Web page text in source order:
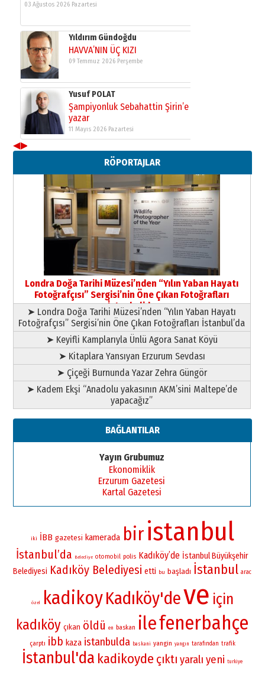
03 Ağustos 2026 Pazartesi
Yıldırım Gündoğdu
HAVVA’NIN ÜÇ KIZI
09 Temmuz 2026 Perşembe
Yusuf POLAT
Şampiyonluk Sebahattin Şirin’e
yazar
11 Mayıs 2026 Pazartesi
Neşat YALÇIN
Paranın Aile Kültüründeki Yeri
03 Ağustos 2026 Pazartesi
Yıldırım Gündoğdu
HAVVA’NIN ÜÇ KIZI
09 Temmuz 2026 Perşembe
Yusuf POLAT
Şampiyonluk Sebahattin Şirin’e
yazar
11 Mayıs 2026 Pazartesi
◀▶
RÖPORTAJLAR
Londra Doğa Tarihi Müzesi’nden “Yılın Yaban Hayatı
Fotoğrafçısı” Sergisi’nin Öne Çıkan Fotoğrafları
İstanbul’da
➤ Londra Doğa Tarihi Müzesi’nden “Yılın Yaban Hayatı
Fotoğrafçısı” Sergisi’nin Öne Çıkan Fotoğrafları İstanbul’da
➤ Keyifli Kamplarıyla Ünlü Agora Sanat Köyü
➤ Kitaplara Yansıyan Erzurum Sevdası
➤ Çiçeği Burnunda Yazar Zehra Güngör
➤ Kadem Ekşi “Anadolu yakasının AKM’sini Maltepe’de
yapacağız”
BAĞLANTILAR
Yayın Grubumuz
Ekonomiklik
Erzurum Gazetesi
Kartal Gazetesi
iki İBB gazetesi kamerada biristanbul
İstanbul’da Belediye otomobil polis Kadıköy’de İstanbul Büyükşehir
Belediyesi Kadıköy Belediyesi etti bu başladı İstanbul arac
özel kadikoyKadıköy'deve için
kadıköy çıkan öldü en baskan ilefenerbahçe
çarptı ibb kaza istanbulda baskani yangin yangın tarafından trafik
İstanbul'da kadikoyde çıktı yaralı yeni turkiye